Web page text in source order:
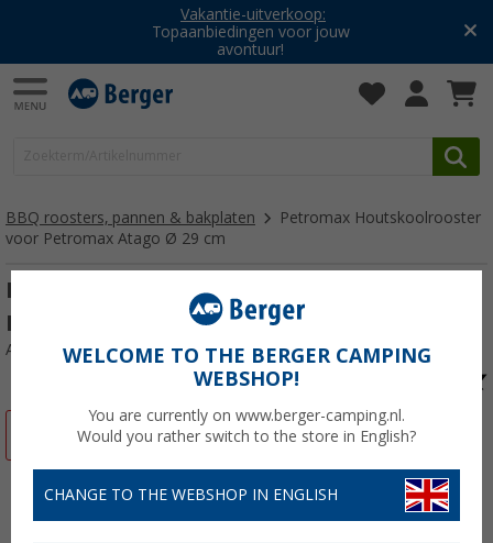
Vakantie-uitverkoop:
Topaanbiedingen voor jouw
avontuur!
BBQ roosters, pannen & bakplaten
Petromax Houtskoolrooster
voor Petromax Atago Ø 29 cm
Petromax Houtskoolrooster voor
Petromax Atago Ø 29 cm
Artikelnr: 766330WELCOME TO THE BERGER CAMPING
WEBSHOP!
You are currently on www.berger-camping.nl.
Would you rather switch to the store in English?
CHANGE TO THE WEBSHOP IN ENGLISH